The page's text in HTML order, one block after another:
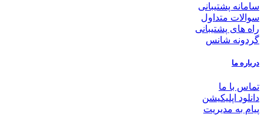
سامانه پشتیبانی
سوالات متداول
راه های پشتیبانی
گردونه شانس
درباره ما
تماس با ما
دانلود اپلیکیشن
پیام به مدیریت